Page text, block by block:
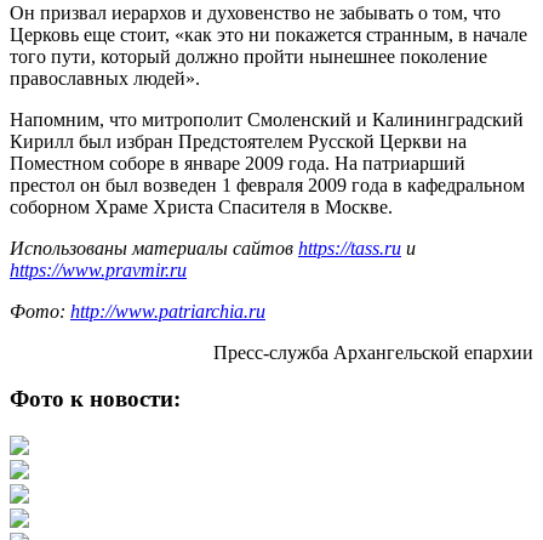
Он призвал иерархов и духовенство не забывать о том, что
Церковь еще стоит, «как это ни покажется странным, в начале
того пути, который должно пройти нынешнее поколение
православных людей».
Напомним, что митрополит Смоленский и Калининградский
Кирилл был избран Предстоятелем Русской Церкви на
Поместном соборе в январе 2009 года. На патриарший
престол он был возведен 1 февраля 2009 года в кафедральном
соборном Храме Христа Спасителя в Москве.
Использованы материалы сайтов https://tass.ru и
https://www.pravmir.ru
Фото: http://www.patriarchia.ru
Пресс-служба Архангельской епархии
Фото к новости: